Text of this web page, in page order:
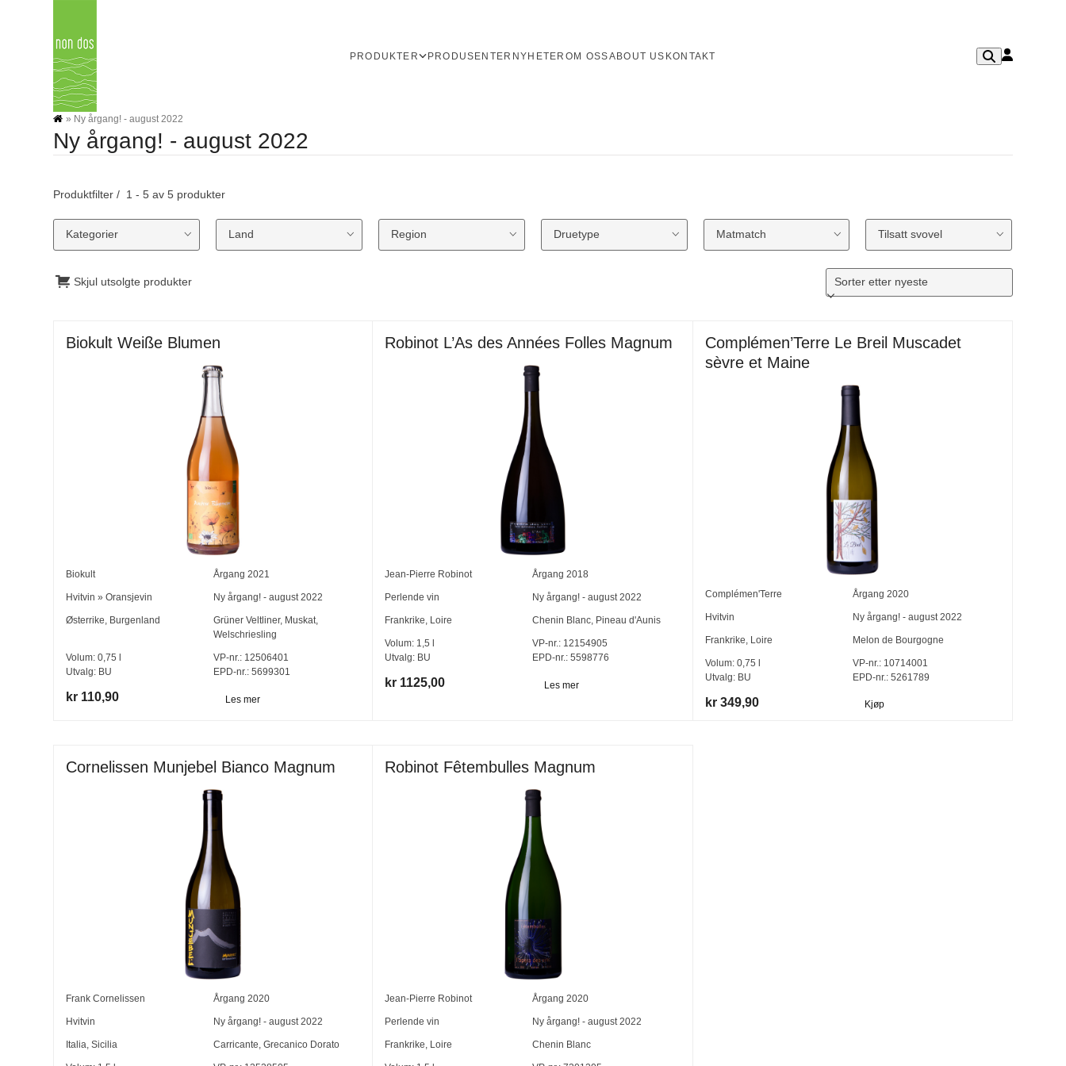
PRODUKTER PRODUSENTER NYHETER OM OSSABOUT US KONTAKT
» Ny årgang! - august 2022
Ny årgang! - august 2022
Produktfilter 1 - 5 av 5 produkter
Kategorier Land Region Druetype Matmatch Tilsatt svovel
Skjul utsolgte produkter
Biokult Weiße Blumen
Biokult Årgang 2021
Hvitvin »Oransjevin Ny årgang! - august 2022
Østerrike, Burgenland Grüner Veltliner, Muskat,
Welschriesling
Volum:0,75
Utvalg: BU
VP-nr.:12506401
EPD-nr.: 5699301
kr 110,90 Les mer
Robinot L’As des Années Folles Magnum
Jean-Pierre Robinot Årgang2018
Perlende vin Ny årgang! - august 2022
Frankrike, Loire Chenin Blanc, Pineau d'Aunis
Volum: 1,5
Utvalg: BU
VP-nr.: 12154905
EPD-nr.: 5598776
kr 1125,00 Les mer
Complémen’Terre Le Breil Muscadet
sèvre et Maine
Complémen'Terre Årgang 2020
Hvitvin Ny årgang! - august 2022
Frankrike, Loire Melon de Bourgogne
Volum: 0,75
Utvalg: BU
VP-nr.:10714001
EPD-nr.: 5261789
kr 349,90 Kjøp
Cornelissen Munjebel Bianco Magnum
Frank Cornelissen Årgang 2020
Hvitvin Ny årgang! - august 2022
Italia,Sicilia Carricante, Grecanico Dorato
Robinot Fêtembulles Magnum
Jean-Pierre Robinot Årgang2020
Perlende vin Ny årgang! - august 2022
Frankrike, Loire Chenin Blanc